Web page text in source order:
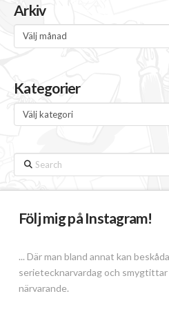
Arkiv
Arkiv
Kategorier
Kategorier
Search
Följ mig på Instagram!
... Där man bland annat kan
serietecknarvardag och smygtittar
närvarande.